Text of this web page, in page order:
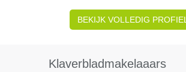
BEKIJK VOLLEDIG PROFIEL
Klaverbladmakelaaars